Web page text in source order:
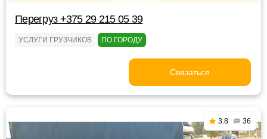
Перегруз +375 29 215 05 39
УСЛУГИ ГРУЗЧИКОВ ПО ГОРОДУ
Связаться
3.8 36